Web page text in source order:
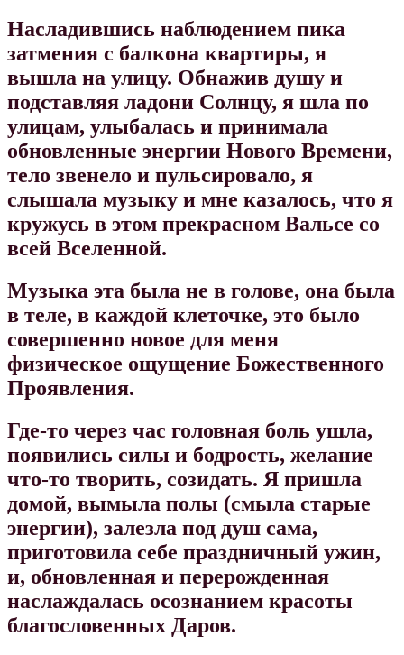
Насладившись наблюдением пика
затмения с балкона квартиры, я
вышла на улицу. Обнажив душу и
подставляя ладони Солнцу, я шла по
улицам, улыбалась и принимала
обновленные энергии Нового Времени,
тело звенело и пульсировало, я
слышала музыку и мне казалось, что я
кружусь в этом прекрасном Вальсе со
всей Вселенной.
Музыка эта была не в голове, она была
в теле, в каждой клеточке, это было
совершенно новое для меня
физическое ощущение Божественного
Проявления.
Где-то через час головная боль ушла,
появились силы и бодрость, желание
что-то творить, созидать. Я пришла
домой, вымыла полы (смыла старые
энергии), залезла под душ сама,
приготовила себе праздничный ужин,
и, обновленная и перерожденная
наслаждалась осознанием красоты
благословенных Даров.